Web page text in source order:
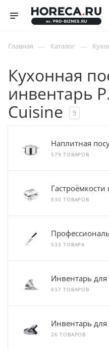
Главная — Каталог —
Кухонная
инвентарь
Cuisine
5
Наплитная
579 ТОВАРОВ
Гастроёмкости
830 ТОВАРОВ
533 ТОВАРА
Инвентарь для
837 ТОВАРОВ
Инвентарь для
26 ТОВАРОВ